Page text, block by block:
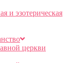
и эзотерическая
церкви